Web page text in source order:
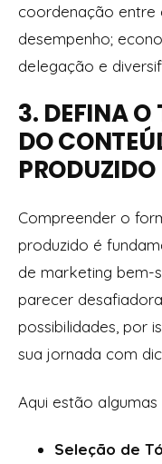
coordenação entre
desempenho;
delegação e
3. DEFINA O
DO
PRODUZIDO
Compreender o
produzido é
de marketing bem-
parecer
possibilidades, por
sua jornada com
Aqui estão algumas
Seleção de